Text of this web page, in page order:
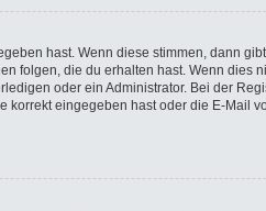
hast. Wenn diese stimmen, dann
folgen, die du erhalten hast. Wenn
oder ein Administrator. Bei der
eingegeben hast oder die E-Mail